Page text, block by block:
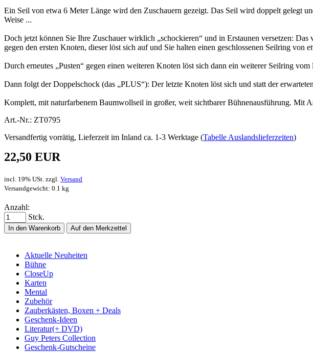
Ein Seil von etwa 6 Meter Länge wird den Zuschauern gezeigt. Das Seil wird doppelt gelegt
Weise ...
Doch jetzt können Sie Ihre Zuschauer wirklich „schockieren“ und in Erstaunen versetzen:
gegen den ersten Knoten, dieser löst sich auf und Sie halten einen geschlossenen Seilring
Durch erneutes „Pusten“ gegen einen weiteren Knoten löst sich dann ein weiterer Seilring
Dann folgt der Doppelschock (das „PLUS“): Der letzte Knoten löst sich und statt der
Komplett, mit naturfarbenem Baumwollseil in großer, weit sichtbarer Bühnenausführung. Mit
Art.-Nr.: ZT0795
Versandfertig vorrätig, Lieferzeit im Inland ca. 1-3 Werktage (Tabelle Auslandslieferzeiten)
22,50 EUR
incl. 19% USt. zzgl. Versand
Versandgewicht: 0.1 kg
Anzahl:
Stck.
In den Warenkorb Auf den Merkzettel
Aktuelle Neuheiten
Bühne
CloseUp
Karten
Mental
Zubehör
Zauberkästen, Boxen + Deals
Geschenk-Ideen
Literatur(+ DVD)
Guy Peters Collection
Geschenk-Gutscheine